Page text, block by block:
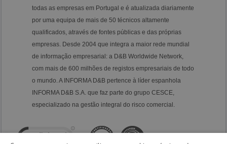
todas as empresas em Portugal e é atualizada diariamente
por uma equipa de mais de 50 técnicos altamente
qualificados, através de fontes públicas e das próprias
empresas. Desde 2004 que integra a maior rede mundial
de informação empresarial: a D&B Worldwide Network,
com mais de 600 milhões de registos empresariais de todo
o mundo. A INFORMA D&B pertence à líder espanhola
INFORMA D&B S.A. que faz parte do grupo CESCE,
especializado na gestão integral do risco comercial.